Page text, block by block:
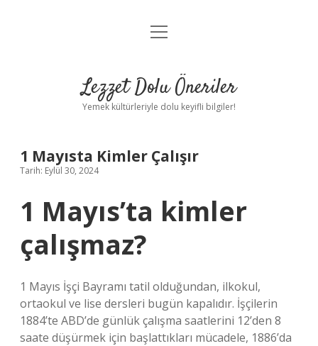
Anasayfa
Yasal Uyarı
menüyü
Lezzet Dolu Öneriler
Yemek kültürleriyle dolu keyifli bilgiler!
1 Mayısta Kimler Çalışır
Tarih: Eylül 30, 2024
1 Mayıs’ta kimler
çalışmaz?
1 Mayıs İşçi Bayramı tatil olduğundan, ilkokul,
ortaokul ve lise dersleri bugün kapalıdır. İşçilerin
1884’te ABD’de günlük çalışma saatlerini 12’den 8
saate düşürmek için başlattıkları mücadele, 1886’da